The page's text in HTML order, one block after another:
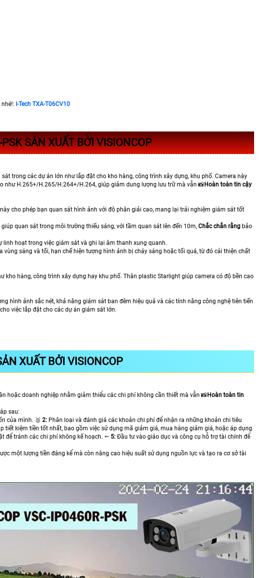
I-Tech TXA-T06CV10
SẢN XUẤT BỞI VISIONCOP
trong các dự án lớn như lắp đặt cho kho hàng, công trình xây dựng, khu phố. Camera này
như H.265+/H.265/H.264+/H.264, giúp giảm dung lượng lưu trữ mà vẫn 📸Hoàn toàn tin cậy
cho phép bạn quan sát hình ảnh với độ phân giải cao, mang lại trải nghiệm giám sát tốt
quan sát trong môi trường thiếu sáng, với tầm quan sát lên đến 10m, Chắc chắn rằng bảo
linh hoạt trong việc giám sát và ghi lại âm thanh xung quanh.
sáng và tối, hạn chế hiện tượng hình ảnh bị cháy sáng hoặc tối quá, từ đó cải thiện chất
kho hàng, công trình xây dựng hay khu phố. Thân plastic Starlight giúp camera có độ bền cao
hình ảnh sắc nét, khả năng giám sát ban đêm hiệu quả và các tính năng công nghệ tiên tiến
việc lắp đặt cho các dự án giám sát lớn.
XUẤT BỞI VISIONCOP
hoặc doanh nghiệp nhằm giảm thiểu các chi phí không cần thiết mà vẫn 📸Hoàn toàn tin
sau:
của mình. 🥈️ 2: Phân loại và đánh giá các khoản chi phí để nhận ra những khoản chi tiêu
tiết kiệm tiền tốt nhất, bao gồm việc sử dụng mã giảm giá, mua hàng giảm giá, hoặc áp dụng
để tránh các chi phí không kế hoạch. ⬹ 5: Đầu tư vào giáo dục và công cụ hỗ trợ tài chính để
một lượng tiền đáng kể mà còn nâng cao hiệu suất sử dụng nguồn lực và tạo ra cơ sở tài